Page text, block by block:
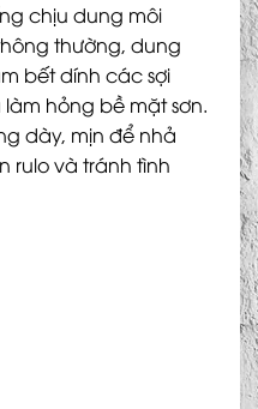
chịu dung môi
thường, dung
bết dính các sợi
hỏng bề mặt sơn.
dày, mịn để nhả
rulo và tránh tình